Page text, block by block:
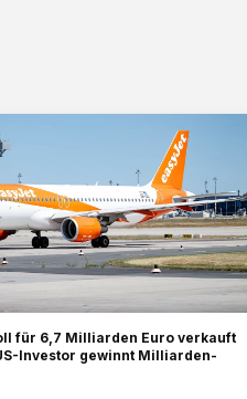
für 6,7 Milliarden Euro verkauft
Investor gewinnt Milliarden-